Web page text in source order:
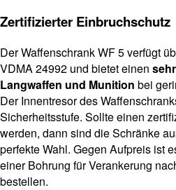
Zertifizierter Einbruchschutz
Der Waffenschrank WF 5 verfügt
VDMA 24992 und bietet einen
Langwaffen und Munition bei
Der Innentresor des
Sicherheitsstufe. Sollte einen
werden, dann sind die Schränke
perfekte Wahl. Gegen Aufpreis ist
einer Bohrung für Verankerung
bestellen.